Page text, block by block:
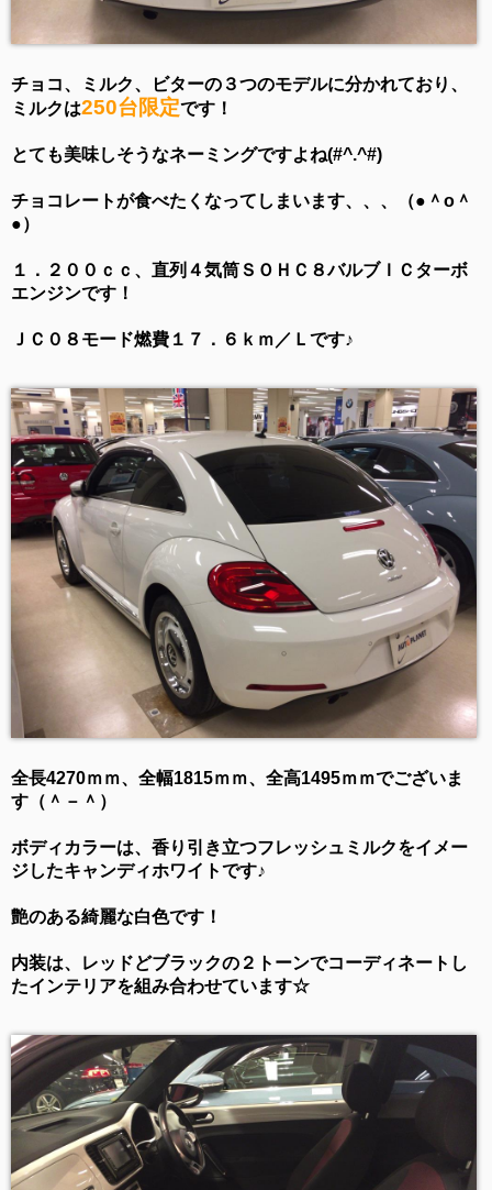
チョコ、ミルク、ビターの３つのモデルに分かれており、
ミルクは250台限定です！
とても美味しそうなネーミングですよね(#^.^#)
チョコレートが食べたくなってしまいます、、、（●＾o＾
●）
１．２００ｃｃ、直列４気筒ＳＯＨＣ８バルブＩＣターボ
エンジンです！
ＪＣ０８モード燃費１７．６ｋｍ／Ｌです♪
全長4270ｍｍ、全幅1815ｍｍ、全高1495ｍｍでございま
す（＾－＾）
ボディカラーは、香り引き立つフレッシュミルクをイメー
ジしたキャンディホワイトです♪
艶のある綺麗な白色です！
内装は、レッドどブラックの２トーンでコーディネートし
たインテリアを組み合わせています☆